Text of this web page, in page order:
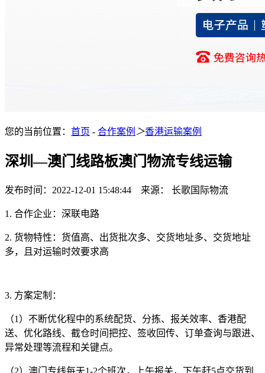
您的当前位置： 首页 - 合作案例 ＞香港运输案例
深圳—澳门线路板澳门物流专线运输
发布时间：2022-12-01 15:48:44 来源： 长歌国际物流
1. 合作企业：深联电路
2. 货物特性：货值高、出货批次多、交货地址多、交货地址
多，且对运输时效要求高
3. 方案定制：
（1）不断优化程中的系统配货、分拣、报关效率、香港配
送、优化路线、截仓时间把控、签收回传、订单查询与跟进、
异常处理等流程和关键点。
（2）澳门专线每天1-2个班次，上午报关，下午赶5点交货到